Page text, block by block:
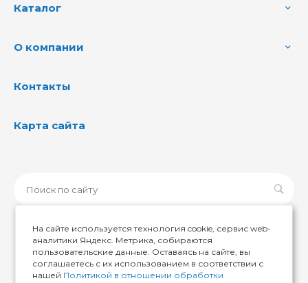
Каталог
О компании
Контакты
Карта сайта
© 2026 ИМИР174, Все права защищены
На сайте используется технология cookie, сервис web-
аналитики Яндекс. Метрика, собираются
пользовательские данные. Оставаясь на сайте, вы
соглашаетесь с их использованием в соответствии с
нашей Политикой в отношении обработки